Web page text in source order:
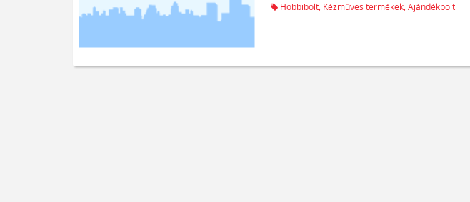
Hobbibolt, Kézműves termékek, Ajándékbolt